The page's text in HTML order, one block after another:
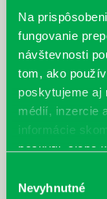
Na
fungovanie
návštevnosti
tom, ako
poskytujeme aj
médií, inzercie
informácie
poskytli, alebo
súhlasu
Nevyhnutné